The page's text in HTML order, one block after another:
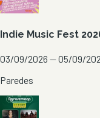
Indie Music Fest
03/09/2026 — 05/09/
Paredes